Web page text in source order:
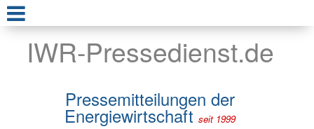
IWR-Pressedienst.de
Pressemitteilungen der
Energiewirtschaft seit 1999